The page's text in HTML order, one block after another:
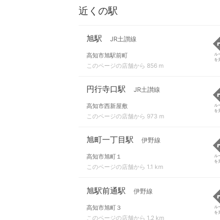
近くの駅
旭駅 JR土讃線
高知市旭駅前町
このページの店舗から 856 m
ル
を
円行寺口駅 JR土讃線
高知市西新屋敷
このページの店舗から 973 m
ル
を
旭町一丁目駅 伊野線
高知市旭町１
このページの店舗から 1.1 km
ル
を
旭駅前通駅 伊野線
高知市旭町３
このページの店舗から 1.2 km
ル
を